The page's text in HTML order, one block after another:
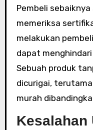
Pembeli
memeriksa
melakukan
dapat
Sebuah produk
dicurigai,
murah
Kesalahan